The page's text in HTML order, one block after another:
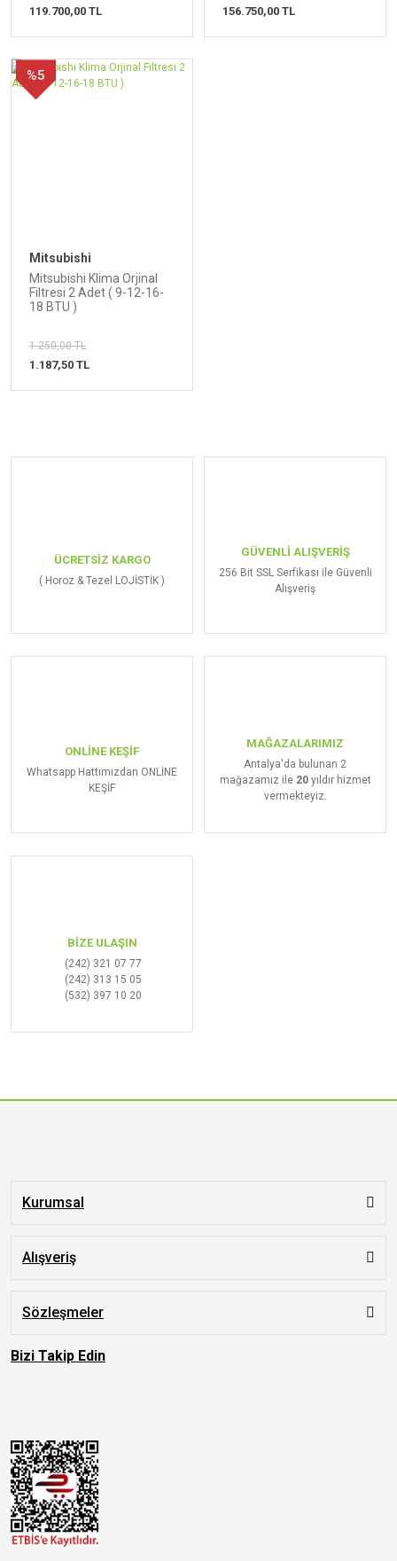
119.700,00 TL 156.750,00 TL
%5
Mitsubishi
Mitsubishi Klima Orjinal
Filtresi 2 Adet ( 9-12-16-
18 BTU )
1.250,00 TL
1.187,50 TL
ÜCRETSİZ KARGO
( Horoz & Tezel LOJİSTİK )
GÜVENLİ ALIŞVERİŞ
256 Bit SSL Serfikası ile Güvenli
Alışveriş
ONLİNE KEŞİF
Whatsapp Hattımızdan ONLİNE
KEŞİF
MAĞAZALARIMIZ
Antalya'da bulunan 2
mağazamız ile 20yıldır hizmet
vermekteyiz.
BİZE ULAŞIN
(242) 321 07 77
(242) 313 15 05
(532) 397 10 20
Kurumsal
Alışveriş
Sözleşmeler
Bizi Takip Edin